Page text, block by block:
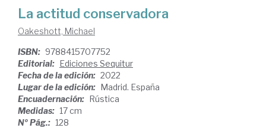
La actitud conservadora
Oakeshott, Michael
ISBN: 9788415707752
Editorial: Ediciones Sequitur
Fecha de la edición: 2022
Lugar de la edición: Madrid. España
Encuadernación: Rústica
Medidas: 17 cm
Nº Pág.: 128